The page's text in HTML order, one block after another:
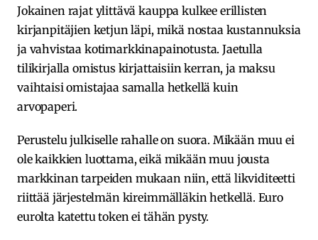
Jokainen rajat ylittävä kauppa kulkee erillisten
kirjanpitäjien ketjun läpi, mikä nostaa kustannuksia
ja vahvistaa kotimarkkinapainotusta. Jaetulla
tilikirjalla omistus kirjattaisiin kerran, ja maksu
vaihtaisi omistajaa samalla hetkellä kuin
arvopaperi.
Perustelu julkiselle rahalle on suora. Mikään muu ei
ole kaikkien luottama, eikä mikään muu jousta
markkinan tarpeiden mukaan niin, että likviditeetti
riittää järjestelmän kireimmälläkin hetkellä. Euro
eurolta katettu token ei tähän pysty.